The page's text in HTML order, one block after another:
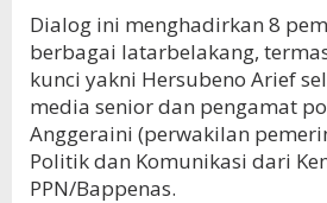
Dialog ini menghadirkan 8
berbagai latarbelakang,
kunci yakni Hersubeno Arief
media senior dan pengamat
Anggeraini (perwakilan
Politik dan Komunikasi dari
PPN/Bappenas.